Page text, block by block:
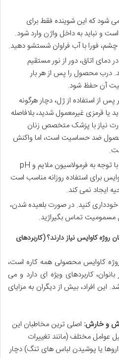
می شود که این شوینده فقط برای
و نباید به داخل واژن وارد شود.
فورا با آب فراوان شستشو دهید.
دمای اتاق، دور از نور مستقیم
درب محصول را پس از هر بار
آن حفظ شود.
پس از استفاده از ژل، دچار هرگونه
قرمزی غیرمعمول شدید، بلافاصله
نیاز با پزشک متخصص زنان
ضد حساسیت است، اما واکنش
با توجه به فرمولاسیون ملایم و pH
برای استفاده روزانه مناسب است
ایجاد نمی کند.
کنید. در صورت بلعیده شدن،
مسمومیت تماس بگیراژید.
کاوایس نیاز دارند؟ (کاربردهای
کاوایس محصولی همه کاره است،
کاربردهای ویژه ای دارد و می
این افراد، بیش از دیگران به مزایای
و خارش: اصلی ترین مخاطبان این
عوامل مختلف (مانند تغییرات
یا پوشیدن لباس های تنگ) دچار